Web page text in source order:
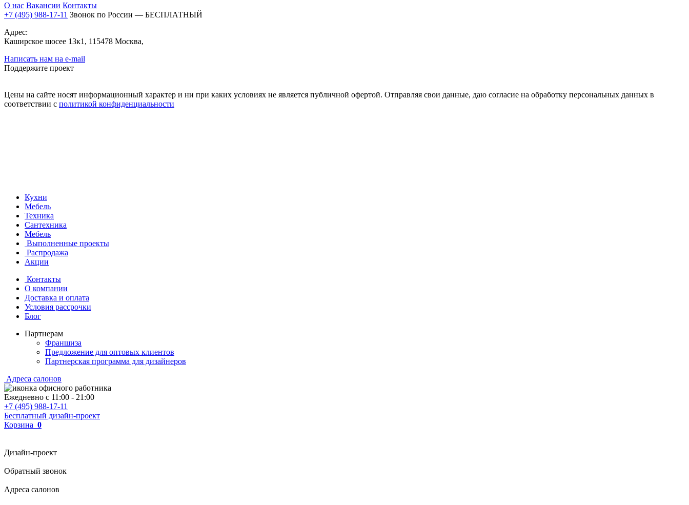
О нас Вакансии Контакты
+7 (495) 988-17-11 Звонок по России — БЕСПЛАТНЫЙ
Адрес:
Каширское шосее 13к1, 115478 Москва,
Написать нам на e-mail
Поддержите проект
Цены на сайте носят информационный характер и ни при каких условиях не является публичной офертой. Отправляя свои данные, даю согласие на обработку персональных данных в
соответствии с политикой конфиденциальности
Кухни
Мебель
Техника
Сантехника
Мебель
Выполненные проекты
Распродажа
Акции
Контакты
О компании
Доставка и оплата
Условия рассрочки
Блог
Партнерам
Франшиза
Предложение для оптовых клиентов
Партнерская программа для дизайнеров
Адреса салонов
Ежедневно с 11:00 - 21:00
+7 (495) 988-17-11
Бесплатный дизайн-проект
Корзина 0
Дизайн-проект
Обратный звонок
Адреса салонов